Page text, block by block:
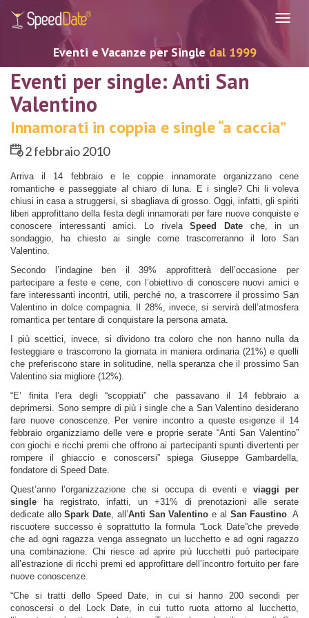
Eventi e Vacanze per Single dal 1999
Eventi per single: Anti San
Valentino
Innamorati in coppia e single “a caccia”
2 febbraio 2010
Arriva il 14 febbraio e le coppie innamorate organizzano cene
romantiche e passeggiate al chiaro di luna. E i single? Chi li voleva
chiusi in casa a struggersi, si sbagliava di grosso. Oggi, infatti, gli spiriti
liberi approfittano della festa degli innamorati per fare nuove conquiste e
conoscere interessanti amici. Lo rivelaSpeed Date che, in un
sondaggio, ha chiesto ai single come trascorreranno il loro San
Valentino.
Secondo l’indagine ben il 39% approfitterà dell’occasione per
partecipare a feste e cene, con l’obiettivo di conoscere nuovi amici e
fare interessanti incontri, utili, perché no, a trascorrere il prossimo San
Valentino in dolce compagnia. Il 28%, invece, si servirà dell’atmosfera
romantica per tentare di conquistare la persona amata.
I più scettici, invece, si dividono tra coloro che non hanno nulla da
festeggiare e trascorrono la giornata in maniera ordinaria (21%) e quelli
che preferiscono stare in solitudine, nella speranza che il prossimo San
Valentino sia migliore (12%).
“E’ finita l’era degli “scoppiati” che passavano il 14 febbraio a
deprimersi. Sono sempre di più i single che a San Valentino desiderano
fare nuove conoscenze. Per venire incontro a queste esigenze il 14
febbraio organizziamo delle vere e proprie serate “Anti San Valentino”
con giochi e ricchi premi che offrono ai partecipanti spunti divertenti per
rompere il ghiaccio e conoscersi” spiega Giuseppe Gambardella,
fondatore di Speed Date.
Quest’anno l’organizzazione che si occupa di eventi e viaggi per
single ha registrato, infatti, un +31% di prenotazioni alle serate
dedicate alloSpark Date, all’Anti San Valentinoe al San Faustino. A
riscuotere successo è soprattutto la formula “Lock Date”che prevede
che ad ogni ragazza venga assegnato un lucchetto e ad ogni ragazzo
una combinazione. Chi riesce ad aprire più lucchetti può partecipare
all’estrazione di ricchi premi ed approfittare dell’incontro fortuito per fare
nuove conoscenze.
“Che si tratti dello Speed Date, in cui si hanno 200 secondi per
conoscersi o del Lock Date, in cui tutto ruota attorno al lucchetto,